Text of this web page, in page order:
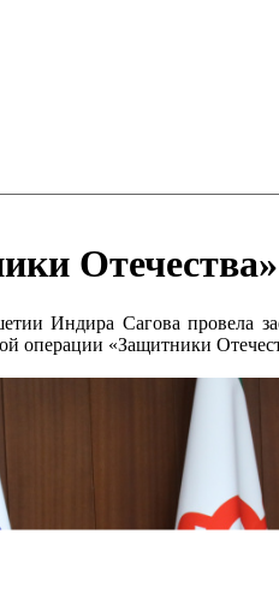
Индира Сагова провела
операции «Защитники